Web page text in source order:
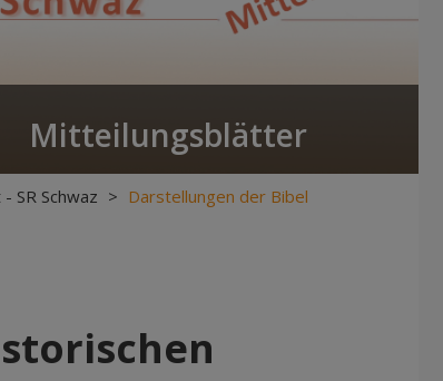
Mitteilungsblätter
SR Schwaz > Darstellungen der Bibel